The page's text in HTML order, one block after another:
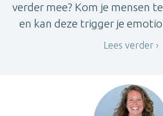
verder mee? Kom je mensen
en kan deze trigger je
Lees verder